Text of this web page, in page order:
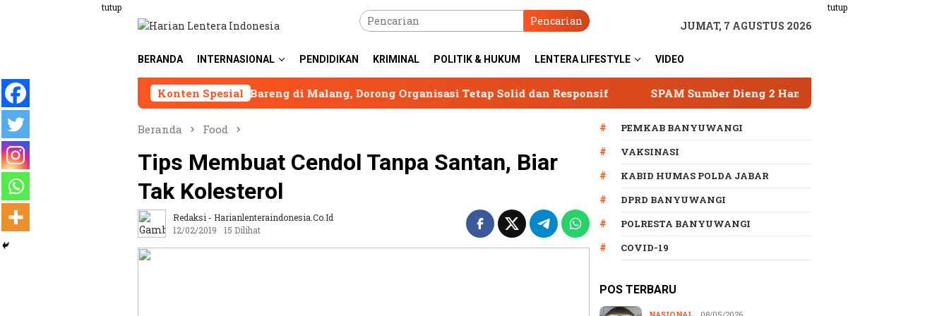
tutup tutup
Pencarian JUMAT, 7 AGUSTUS 2026
BERANDA INTERNASIONAL PENDIDIKAN KRIMINAL POLITIK & HUKUM LENTERA LIFESTYLE VIDEO
Konten Spesial
LIRA Andi Syafrani Ngopi Bareng di Malang, Dorong Organisasi Tetap Solid dan Responsif SPAM Sumber Dieng 2 Hampir Rampung, Layani SMA Taruna
Beranda Food
Tips Membuat Cendol Tanpa Santan, Biar
Tak Kolesterol
Redaksi - Harianlenteraindonesia.co.id
12/02/2019
15 Dilihat
PEMKAB BANYUWANGI
VAKSINASI
KABID HUMAS POLDA JABAR
DPRD BANYUWANGI
POLRESTA BANYUWANGI
COVID-19
POS TERBARU